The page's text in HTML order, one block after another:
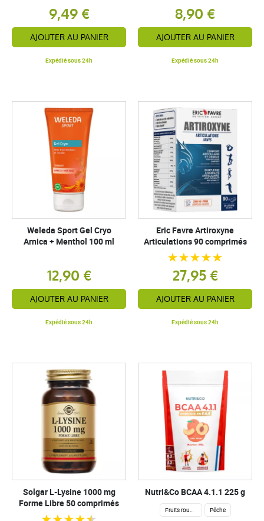
9,49 €
AJOUTER AU PANIER
Expédié sous 24h
8,90 €
AJOUTER AU PANIER
Expédié sous 24h
Weleda Sport Gel Cryo
Arnica + Menthol 100 ml
12,90 €
AJOUTER AU PANIER
Expédié sous 24h
Eric Favre Artiroxyne
Articulations 90 comprimés
27,95 €
AJOUTER AU PANIER
Expédié sous 24h
Solgar L-Lysine 1000 mg
Forme Libre 50 comprimés
Nutri&Co BCAA 4.1.1 225 g
Fruits rouges Pêche